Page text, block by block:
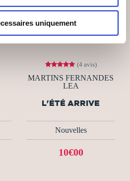
uniquement
(4 avis)
MARTINS FERNANDES
LEA
L'ÉTÉ ARRIVE
Nouvelles
10€00